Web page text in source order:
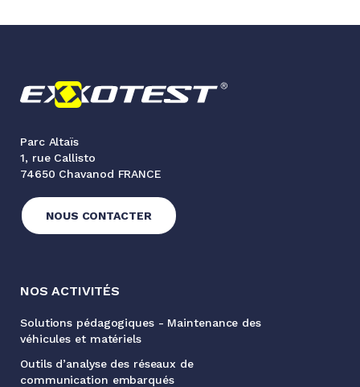
Parc Altaïs
1, rue Callisto
74650 Chavanod FRANCE
NOUS CONTACTER
NOS ACTIVITÉS
Solutions pédagogiques - Maintenance des
véhicules et matériels
Outils d’analyse des réseaux de
communication embarqués